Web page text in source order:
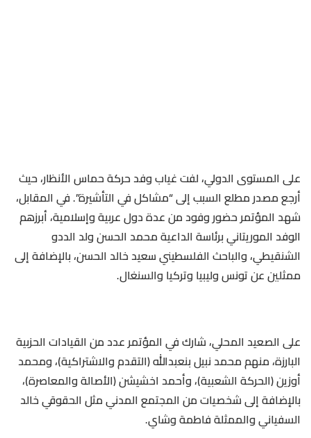
على المستوى الدولي، لفت غياب وفد حركة حماس الأنظار، حيث
أرجع مصدر مطلع السبب إلى “مشاكل في التأشيرة”. في المقابل،
شهد المؤتمر حضور وفود من عدة دول عربية وإسلامية، أبرزهم
الوفد الموريتاني برئاسة الداعية محمد الحسن ولد الددو
الشنقيطي، والباحث الفلسطيني سعيد خالد الحسن، بالإضافة إلى
ممثلين عن تونس وليبيا وتركيا والسنغال.
على الصعيد المحلي، شارك في المؤتمر عدد من القيادات الحزبية
البارزة، منهم محمد نبيل بنعبدالله (التقدم والاشتراكية)، ومحمد
أوزين (الحركة الشعبية)، وأحمد اخشيشن (الأصالة والمعاصرة)،
بالإضافة إلى شخصيات من المجتمع المدني مثل الحقوقي خالد
السفياني والممثلة فاطمة وشاي.